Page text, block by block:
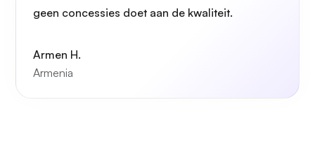
geen concessies doet aan de kwaliteit.
Armen H.
Armenia